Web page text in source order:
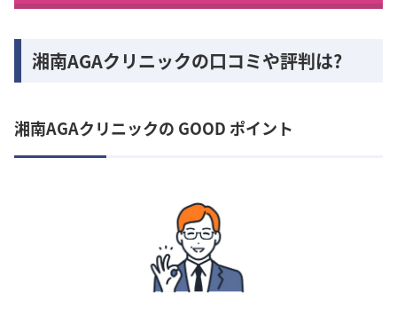
湘南AGAクリニックの口コミや評判は?
湘南AGAクリニックの GOOD ポイント